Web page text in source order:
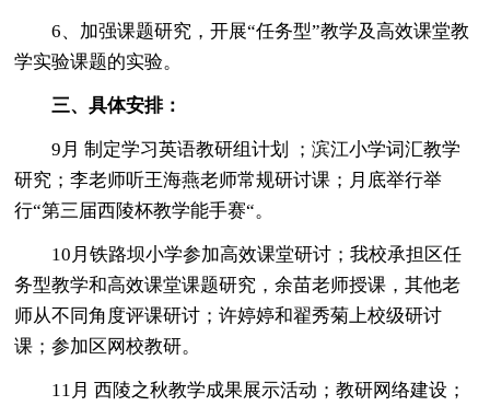
6、加强课题研究，开展“任务型”教学及高效课堂教
学实验课题的实验。
三、具体安排：
9月 制定学习英语教研组计划 ；滨江小学词汇教学
研究；李老师听王海燕老师常规研讨课；月底举行举
行“第三届西陵杯教学能手赛“。
10月铁路坝小学参加高效课堂研讨；我校承担区任
务型教学和高效课堂课题研究，余苗老师授课，其他老
师从不同角度评课研讨；许婷婷和翟秀菊上校级研讨
课；参加区网校教研。
11月 西陵之秋教学成果展示活动；教研网络建设；